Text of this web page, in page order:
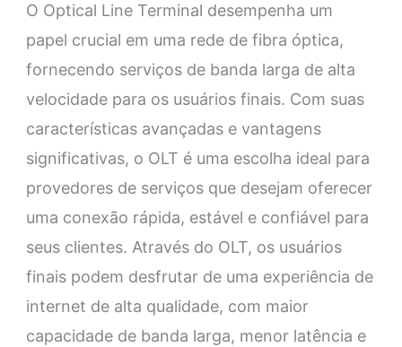
O Optical Line Terminal desempenha um
papel crucial em uma rede de fibra óptica,
fornecendo serviços de banda larga de alta
velocidade para os usuários finais. Com suas
características avançadas e vantagens
significativas, o OLT é uma escolha ideal para
provedores de serviços que desejam oferecer
uma conexão rápida, estável e confiável para
seus clientes. Através do OLT, os usuários
finais podem desfrutar de uma experiência de
internet de alta qualidade, com maior
capacidade de banda larga, menor latência e